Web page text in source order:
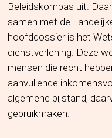
Beleidskompas uit.
samen met de
hoofddossier is het
dienstverlening. Deze
mensen die recht
aanvullende
algemene bijstand,
gebruikmaken.